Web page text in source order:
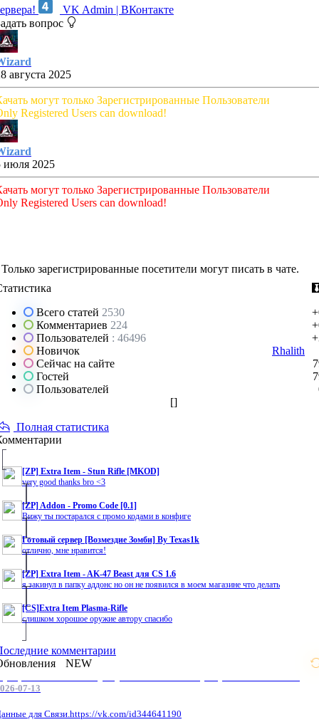
VK Admin | ВКонтакте
вопрос
августа 2025
могут только Зарегистрированные Пользователи
Registered Users can download!
июля 2025
могут только Зарегистрированные Пользователи
Registered Users can download!
Только зарегистрированные посетители могут писать в чате.
Всего статей 2530
Комментариев 224
Пользователей : 46496
Новичок
Rhalith
Сейчас на сайте
Гостей
Пользователей
[]
Полная статистика
[ZP] Extra Item - Stun Rifle [MKOD]
very good thanks bro <3
[ZP] Addon - Promo Code [0.1]
Вижу ты постарался с промо кодами в конфиге
Готовый сервер [Возмездие Зомби] By Texas1k
отлично, мне нравится!
[ZP] Extra Item - AK-47 Beast для CS 1.6
я закинул в папку аддонс но он не появился в моем магазине что делать
[CS]Extra Item Plasma-Rifle
слишком хорошое оружие автору спасибо
комментарии
NEW
07-13
для Связи.https://vk.com/id344641190